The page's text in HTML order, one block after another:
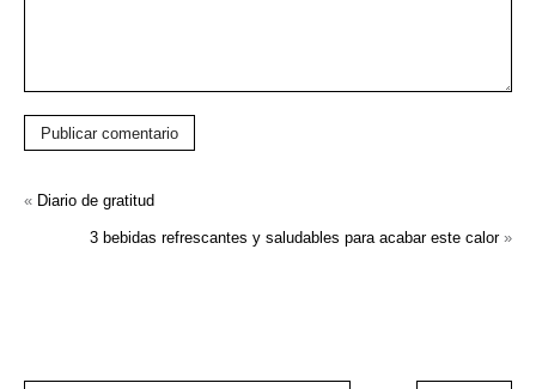
Publicar comentario
« Diario de gratitud
3 bebidas refrescantes y saludables para acabar este calor»